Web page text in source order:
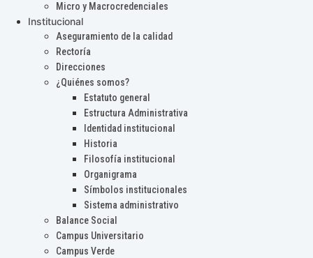
Micro y Macrocredenciales
Institucional
Aseguramiento de la calidad
Rectoría
Direcciones
¿Quiénes somos?
Estatuto general
Estructura Administrativa
Identidad institucional
Historia
Filosofía institucional
Organigrama
Símbolos institucionales
Sistema administrativo
Balance Social
Campus Universitario
Campus Verde